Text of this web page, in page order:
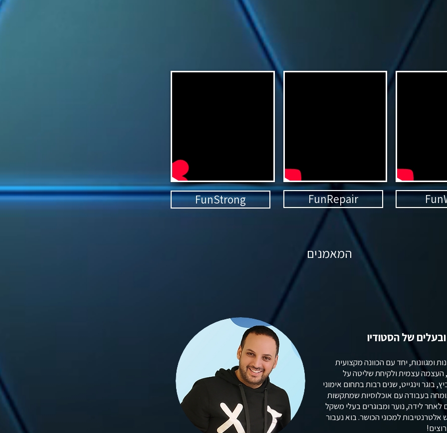
FunRepair
FunStrong
המאמנים
של הסטודיו
ומגוונות, יחד עם הכוונה מקצועית
העצמה עצמית ולקיחת שליטה על
בוגר וינגייט, שנים רבות בתחום אימוני
בעבודה עם אוכלוסיות שמתקשות
לאחר לידה, נוער ומבוגרים בעלי משקל
אלטרנטיבות למכוני הכושר. בוא נעבור